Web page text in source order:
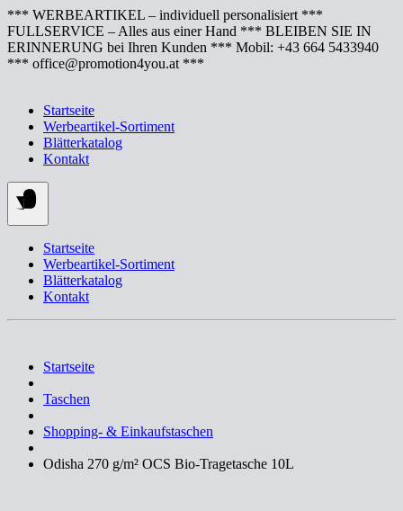
Springe
zum
Inhalt
*** WERBEARTIKEL – individuell personalisiert ***
FULLSERVICE – Alles aus einer Hand *** BLEIBEN SIE IN
ERINNERUNG bei Ihren Kunden *** Mobil: +43 664 5433940
*** office@promotion4you.at ***
Startseite
Werbeartikel-Sortiment
Blätterkatalog
Kontakt
Startseite
Werbeartikel-Sortiment
Blätterkatalog
Kontakt
Startseite
Taschen
Shopping- & Einkaufstaschen
Odisha 270 g/m² OCS Bio-Tragetasche 10L